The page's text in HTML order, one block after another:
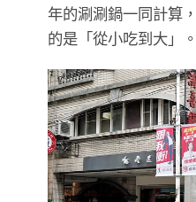
年的涮涮鍋一同計算
的是「從小吃到大」。